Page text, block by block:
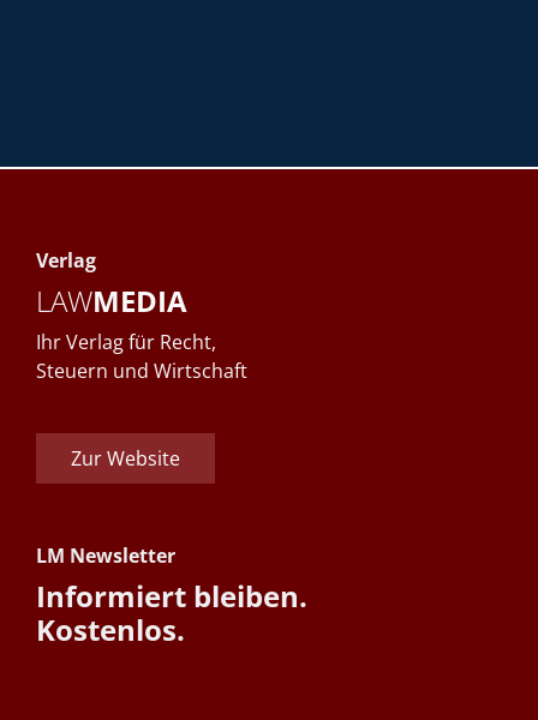
Verlag
LAWMEDIA
Ihr Verlag für Recht,
Steuern und Wirtschaft
Zur Website
LM Newsletter
Informiert bleiben.
Kostenlos.